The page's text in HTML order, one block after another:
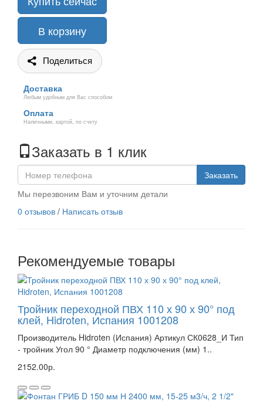
В корзину
Поделиться
Доставка
Любым удобным для Вас способом
Оплата
Наличными, картой, по счету
Заказать в 1 клик
Заказать
Мы перезвоним Вам и уточним детали
0 отзывов / Написать отзыв
Рекомендуемые товары
Тройник переходной ПВХ 110 х 90 х 90° под
клей, Hidroten, Испания 1001208
Производитель Hidroten (Испания) Артикул СК0628_И Тип
- тройник Угол 90 ° Диаметр подключения (мм) 1..
2152.00р.